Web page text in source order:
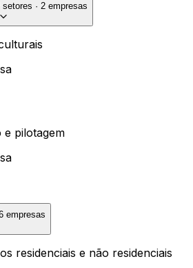
setores · 2 empresas
e pilotagem
empresas
residenciais e não residenciais